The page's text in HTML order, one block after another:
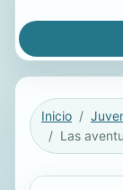
Inicio
Las